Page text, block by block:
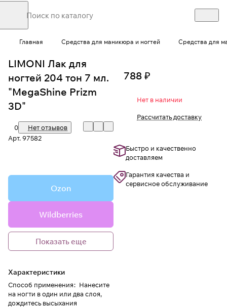
Главная Средства для маникюра и ногтей Средства для
LIMONI Лак для
ногтей 204 тон 7 мл.
"MegaShine Prizm
3D"
0
Нет отзывов
Арт.97582
Ozon
Wildberries
Показать еще
Характеристики
Способ применения: Нанесите
на ногти в один или два слоя,
дождитесь высыхания
788 ₽
Нет в наличии
Рассчитать доставку
Быстро и качественно
доставляем
Гарантия качества и
сервисное обслуживание